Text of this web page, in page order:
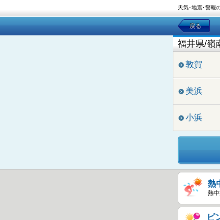
天気･地震･警報
戻る
福井県/嶺
敦賀
美浜
小浜
熱
熱
ピ